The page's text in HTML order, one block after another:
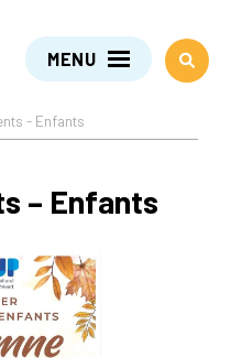
MENU
- Enfants
– Enfants